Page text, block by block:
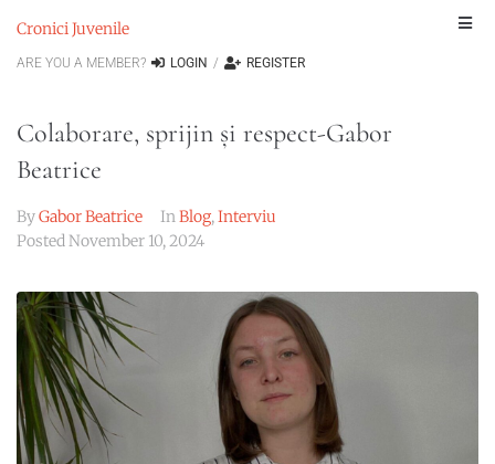
Cronici Juvenile
ARE YOU A MEMBER? LOGIN / REGISTER
Colaborare, sprijin și respect-Gabor
Beatrice
ByGabor Beatrice InBlog,Interviu
PostedNovember 10, 2024